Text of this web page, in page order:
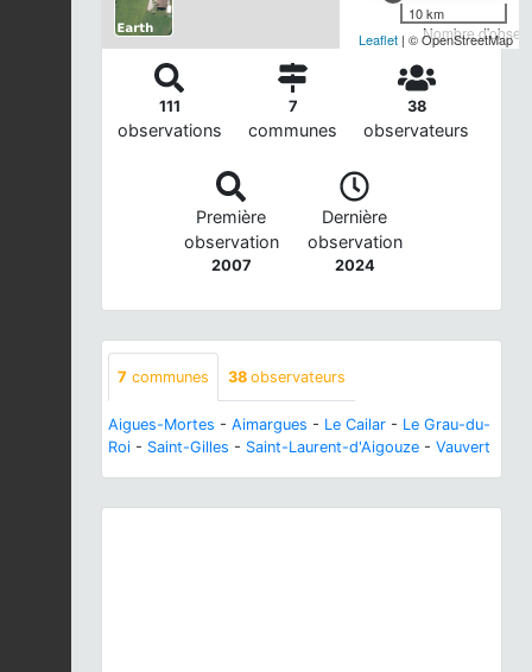
Nombre
10 km
Leaflet | © OpenStreetMap
111
observations
7
communes
38
observateurs
Première
observation
2007
Dernière
observation
2024
7 communes 38 observateurs
Aigues-Mortes - Aimargues - Le Cailar - Le Grau-du-
Roi - Saint-Gilles - Saint-Laurent-d'Aigouze - Vauvert